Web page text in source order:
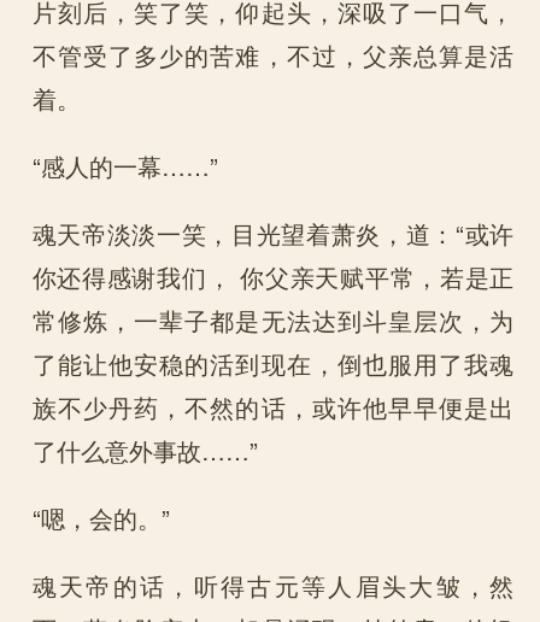
片刻后，笑了笑，仰起头，深吸了一口气，
不管受了多少的苦难，不过，父亲总算是活
着。
“感人的一幕……”
魂天帝淡淡一笑，目光望着萧炎，道：“或许
你还得感谢我们， 你父亲天赋平常，若是正
常修炼，一辈子都是无法达到斗皇层次，为
了能让他安稳的活到现在，倒也服用了我魂
族不少丹药，不然的话，或许他早早便是出
了什么意外事故……”
“嗯，会的。”
魂天帝的话，听得古元等人眉头大皱，然